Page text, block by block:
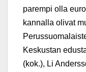
parempi olla
kannalla olivat
Keskustan
(kok.), Li